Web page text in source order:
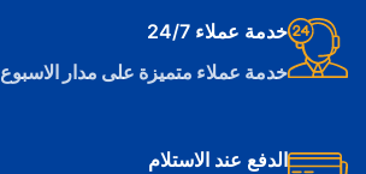
خدمة عملاء 24/7
خدمة عملاء متميزة على مدار الاسبوع
الدفع عند الاستلام